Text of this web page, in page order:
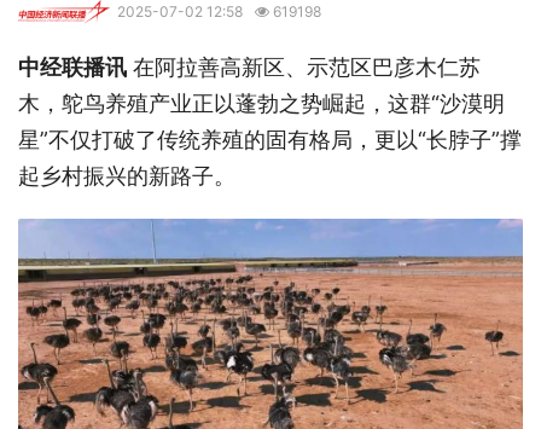
2025-07-02 12:58 619198
中经联播讯 在阿拉善高新区、示范区巴彦木仁苏
木，鸵鸟养殖产业正以蓬勃之势崛起，这群“沙漠明
星”不仅打破了传统养殖的固有格局，更以“长脖子”撑
起乡村振兴的新路子。